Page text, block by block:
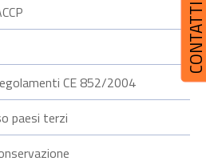
CE 852/2004
paesi terzi